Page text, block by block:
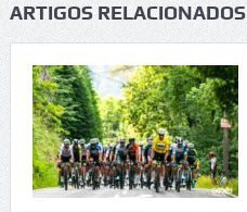
ARTIGOS RELACIONADOS